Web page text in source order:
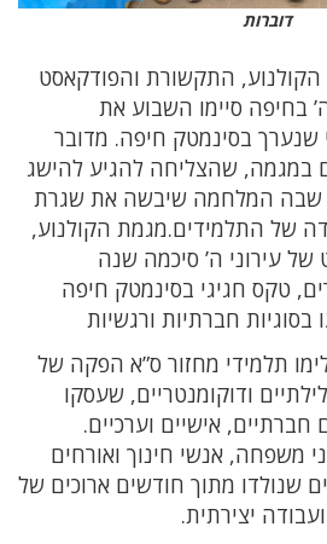
דוברות
התקשורת והפודקאסט
בחיפה סיימו השבוע את
שנערך בסינמטק חיפה. מדובר
במגמה, שהצליחה להגיע להישג
שבה המלחמה שיבשה את שגרת
של התלמידים.מגמת הקולנוע,
עירוני ה’ סיכמה שנה
טקס חגיגי בסינמטק חיפה
בסוגיות חברתיות ורגשיות
תלמידי מחזור ס”א הפקה של
ודוקומנטריים, שעסקו
חברתיים, אישיים וערכיים.
משפחה, אנשי חינוך ואורחים
שנולדו מתוך חודשים ארוכים של
יצירתית.